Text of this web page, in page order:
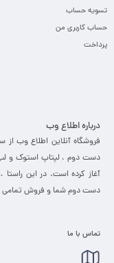
تسویه حساب
حساب کاربری من
پرداخت
درباره اطلاع وب
دست دوم ، لپتاپ استوک و
آغاز کرده است. در این
دست دوم شما و فروش تمامی
تماس با ما